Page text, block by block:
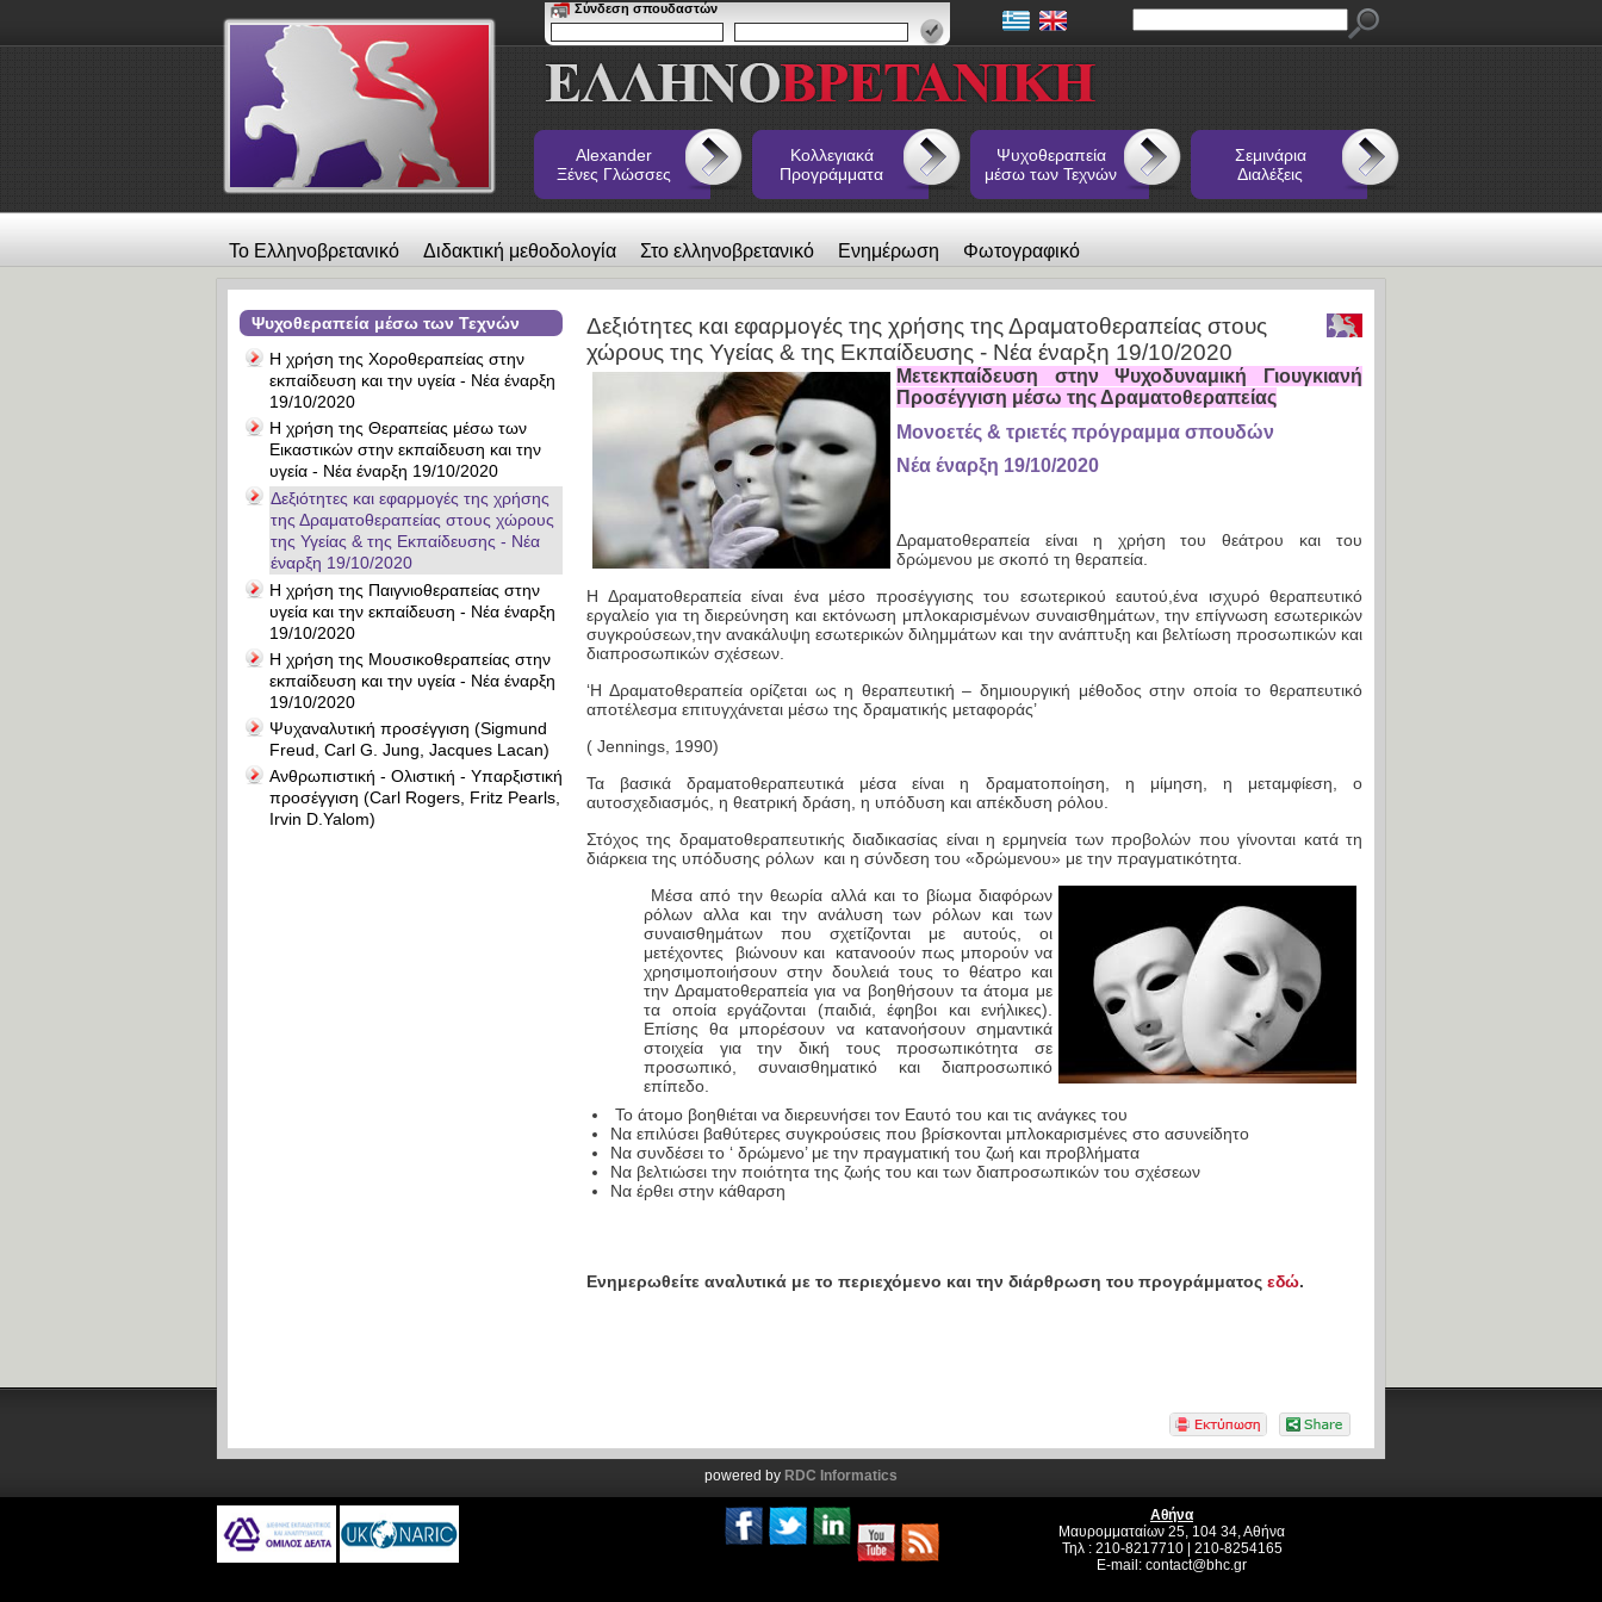
Σύνδεση σπουδαστών
Σεμινάρια
Διαλέξεις
Ψυχοθεραπεία
μέσω των Τεχνών
Κολλεγιακά
Προγράμματα
Alexander
Ξένες Γλώσσες
Το Ελληνοβρετανικό Διδακτική μεθοδολογία Στο ελληνοβρετανικό Ενημέρωση Φωτογραφικό
λεύκωμα Επικοινωνία Alexander Ξένες Γλώσσες
Ψυχοθεραπεία μέσω των Τεχνών
Η χρήση της Χοροθεραπείας στην
εκπαίδευση και την υγεία - Νέα έναρξη
19/10/2020
Η χρήση της Θεραπείας μέσω των
Εικαστικών στην εκπαίδευση και την
υγεία - Νέα έναρξη 19/10/2020
Δεξιότητες και εφαρμογές της χρήσης
της Δραματοθεραπείας στους χώρους
της Υγείας & της Εκπαίδευσης - Νέα
έναρξη 19/10/2020
Η χρήση της Παιγνιοθεραπείας στην
υγεία και την εκπαίδευση - Νέα έναρξη
19/10/2020
Η χρήση της Μουσικοθεραπείας στην
εκπαίδευση και την υγεία - Νέα έναρξη
19/10/2020
Ψυχαναλυτική προσέγγιση (Sigmund
Freud, Carl G. Jung, Jacques Lacan)
Ανθρωπιστική - Ολιστική - Υπαρξιστική
προσέγγιση (Carl Rogers, Fritz Pearls,
Irvin D.Yalom)
Δεξιότητες και εφαρμογές της χρήσης της Δραματοθεραπείας στους
χώρους της Υγείας & της Εκπαίδευσης - Νέα έναρξη 19/10/2020
Μετεκπαίδευση στην Ψυχοδυναμική Γιουγκιανή
Προσέγγιση μέσω της Δραματοθεραπείας
Μονοετές & τριετές πρόγραμμα σπουδών
Νέα έναρξη 19/10/2020
Δραματοθεραπεία είναι η χρήση του θεάτρου και του
δρώμενου με σκοπό τη θεραπεία.
Η Δραματοθεραπεία είναι ένα μέσο προσέγγισης του εσωτερικού εαυτού,ένα ισχυρό θεραπευτικό
εργαλείο για τη διερεύνηση και εκτόνωση μπλοκαρισμένων συναισθημάτων, την επίγνωση εσωτερικών
συγκρούσεων,την ανακάλυψη εσωτερικών διλημμάτων και την ανάπτυξη και βελτίωση προσωπικών και
διαπροσωπικών σχέσεων.
‘Η Δραματοθεραπεία ορίζεται ως η θεραπευτική – δημιουργική μέθοδος στην οποία το θεραπευτικό
αποτέλεσμα επιτυγχάνεται μέσω της δραματικής μεταφοράς’
( Jennings, 1990)
Τα βασικά δραματοθεραπευτικά μέσα είναι η δραματοποίηση, η μίμηση, η μεταμφίεση, ο
αυτοσχεδιασμός, η θεατρική δράση, η υπόδυση και απέκδυση ρόλου.
Στόχος της δραματοθεραπευτικής διαδικασίας είναι η ερμηνεία των προβολών που γίνονται κατά τη
διάρκεια της υπόδυσης ρόλων και η σύνδεση του «δρώμενου» με την πραγματικότητα.
Μέσα από την θεωρία αλλά και το βίωμα διαφόρων
ρόλων αλλα και την ανάλυση των ρόλων και των
συναισθημάτων που σχετίζονται με αυτούς, οι
μετέχοντες βιώνουν και κατανοούν πως μπορούν να
χρησιμοποιήσουν στην δουλειά τους το θέατρο και
την Δραματοθεραπεία για να βοηθήσουν τα άτομα με
τα οποία εργάζονται (παιδιά, έφηβοι και ενήλικες).
Επίσης θα μπορέσουν να κατανοήσουν σημαντικά
στοιχεία για την δική τους προσωπικότητα σε
προσωπικό, συναισθηματικό και διαπροσωπικό
επίπεδο.
Το άτομο βοηθιέται να διερευνήσει τον Εαυτό του και τις ανάγκες του
Να επιλύσει βαθύτερες συγκρούσεις που βρίσκονται μπλοκαρισμένες στο ασυνείδητο
Να συνδέσει το ‘ δρώμενο’ με την πραγματική του ζωή και προβλήματα
Να βελτιώσει την ποιότητα της ζωής του και των διαπροσωπικών του σχέσεων
Να έρθει στην κάθαρση
Ενημερωθείτε αναλυτικά με το περιεχόμενο και την διάρθρωση του προγράμματος εδώ.
powered by RDC Informatics
Αθήνα
Μαυρομματαίων 25, 104 34, Αθήνα
Τηλ : 210-8217710 | 210-8254165
E-mail: contact@bhc.gr